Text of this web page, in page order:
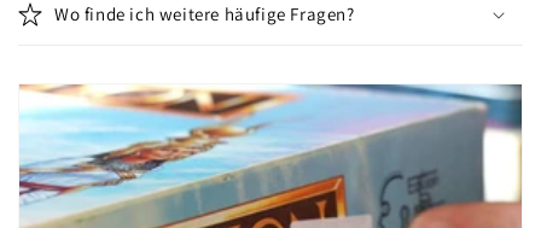
Wo finde ich weitere häufige Fragen?